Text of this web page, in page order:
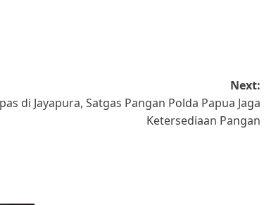
Next:
di Jayapura, Satgas Pangan Polda Papua Jaga
Ketersediaan Pangan